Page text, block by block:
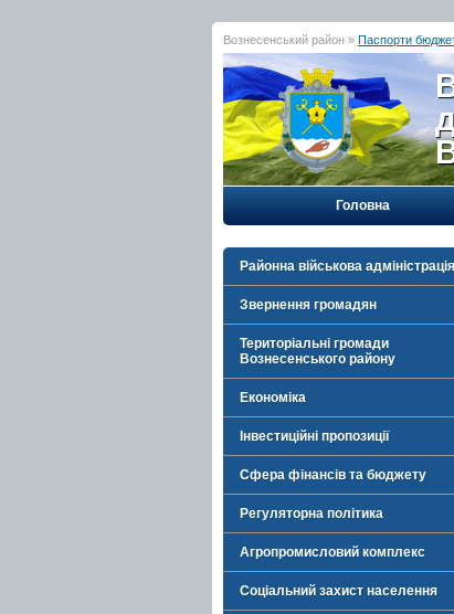
Вознесенський район » Паспорти
Головна
Районна військова адміністрація
Звернення громадян
Територіальні громади
Вознесенського району
Економіка
Інвестиційні пропозиції
Сфера фінансів та бюджету
Регуляторна політика
Агропромисловий комплекс
Соціальний захист населення